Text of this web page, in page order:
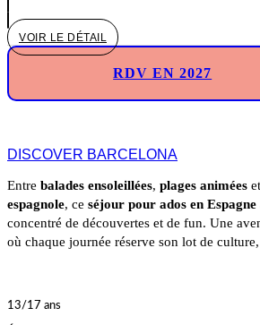
VOIR LE DÉTAIL
RDV EN 2027
DISCOVER BARCELONA
Entre balades ensoleillées, plages animées et
espagnole, ce séjour pour ados en
concentré de découvertes et de fun. Une
où chaque journée réserve son lot de
13/17 ans